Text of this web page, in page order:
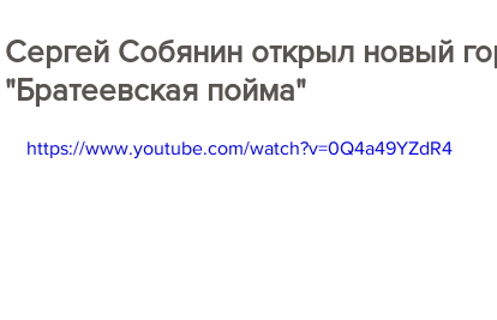
Сергей Собянин открыл новый
"Братеевская пойма"
https://www.youtube.com/watch?v=0Q4a49YZdR4